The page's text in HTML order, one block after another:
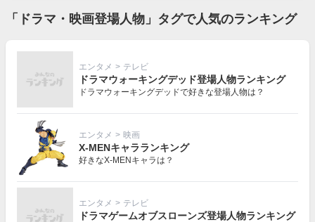
「ドラマ・映画登場人物」タグで人気のランキング
エンタメ > テレビ
ドラマウォーキングデッド登場人物ランキング
ドラマウォーキングデッドで好きな登場人物は？
エンタメ > 映画
X-MENキャラランキング
好きなX-MENキャラは？
エンタメ > テレビ
ドラマゲームオブスローンズ登場人物ランキング